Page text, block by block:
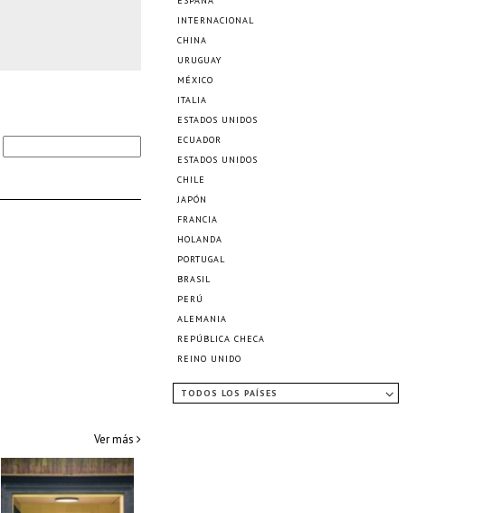
Ver más
INTERNACIONAL
CHINA
URUGUAY
MÉXICO
ITALIA
ESTADOS UNIDOS
ECUADOR
ESTADOS UNIDOS
CHILE
JAPÓN
FRANCIA
HOLANDA
PORTUGAL
BRASIL
PERÚ
ALEMANIA
REPÚBLICA CHECA
REINO UNIDO
TODOS LOS PAÍSES